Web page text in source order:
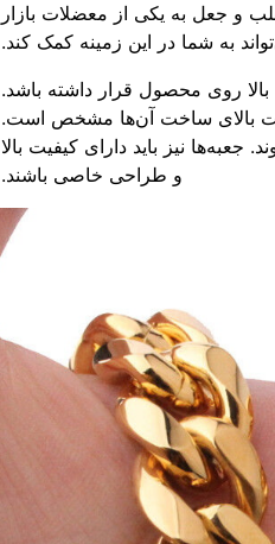
و جعل به یکی از معضلات بازار
به شما در این زمینه کمک کند.
روی محصول قرار داشته باشد.
بالای ساخت آن‌ها مشخص است.
نیز باید دارای کیفیت بالا
و طراحی خاصی باشند.